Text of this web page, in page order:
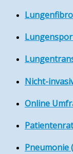
Nicht-
Online
Pneumonie